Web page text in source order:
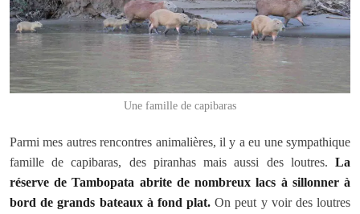
Une famille de capibaras
Parmi mes autres rencontres animalières, il y a eu une sympathique
famille de capibaras, des piranhas mais aussi des loutres. La
réserve de Tambopata abrite de nombreux lacs à sillonner à
bord de grands bateaux à fond plat. On peut y voir des loutres